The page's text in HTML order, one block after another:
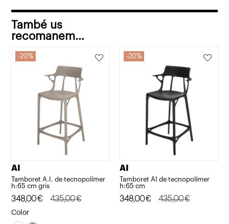
També us
recomanem…
20%
AI
Tamboret A.I. de tecnopolímer
h:65 cm gris
435,00€
El
preu
348,00€
El
preu
Color
20%
AI
Tamboret AI de tecnopolímer
h:65 cm
435,00€
El
348,00€
El